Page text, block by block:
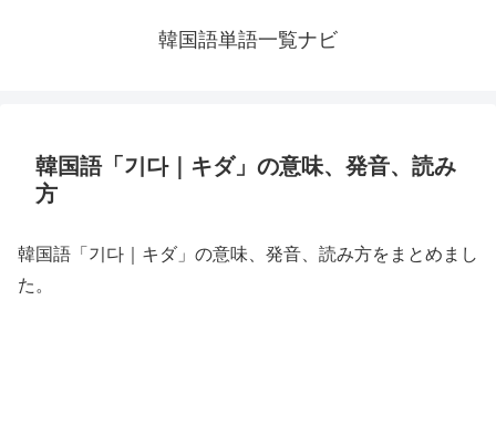
韓国語単語一覧ナビ
韓国語「기다｜キダ」の意味、発音、読み
方
韓国語「기다｜キダ」の意味、発音、読み方をまとめまし
た。